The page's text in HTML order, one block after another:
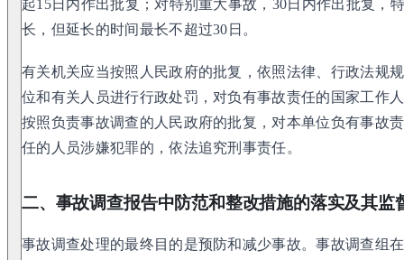
起15日内作出批复；对特别重大事故，30日内作出批复，
长，但延长的时间最长不超过30日。
有关机关应当按照人民政府的批复，依照法律、行政法规
位和有关人员进行行政处罚，对负有事故责任的国家工作
按照负责事故调查的人民政府的批复，对本单位负有事故
任的人员涉嫌犯罪的，依法追究刑事责任。
二、事故调查报告中防范和整改措施的落实及其监
事故调查处理的最终目的是预防和减少事故。事故调查组